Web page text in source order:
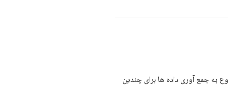
به جمع آوری داده ها برای چندین